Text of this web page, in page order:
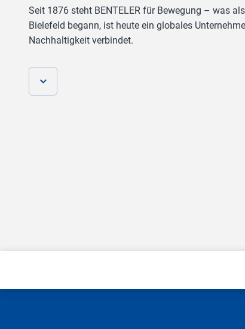
Seit 1876 steht BENTELER für Bewegung – was
Bielefeld begann, ist heute ein globales
Nachhaltigkeit verbindet.